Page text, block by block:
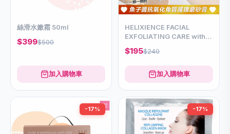
絲滑水嫩霜 50ml
$399$500
加入購物車
HELIXIENCE FACIAL
EXFOLIATING CARE with
Caviar & Grape extract
75ml
$195$240
加入購物車
-17% -17%